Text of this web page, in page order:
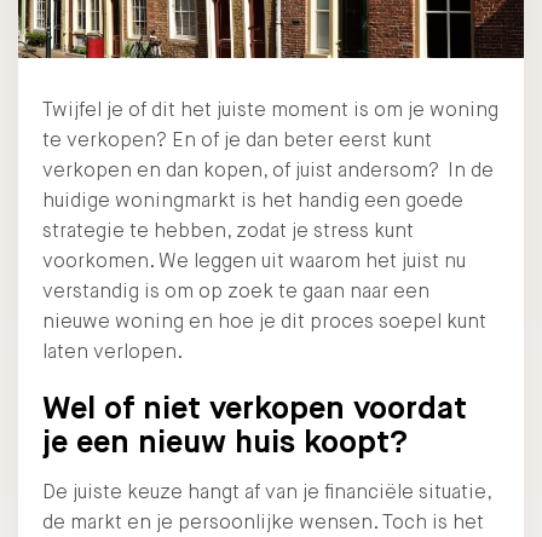
Twijfel je of dit het juiste moment is om je woning
te verkopen? En of je dan beter eerst kunt
verkopen en dan kopen, of juist andersom? In de
huidige woningmarkt is het handig een goede
strategie te hebben, zodat je stress kunt
voorkomen. We leggen uit waarom het juist nu
verstandig is om op zoek te gaan naar een
nieuwe woning en hoe je dit proces soepel kunt
laten verlopen.
Wel of niet verkopen voordat
je een nieuw huis koopt?
De juiste keuze hangt af van je financiële situatie,
de markt en je persoonlijke wensen. Toch is het